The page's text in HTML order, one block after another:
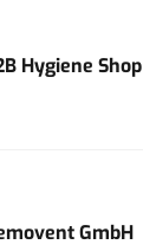
Hygiene Shop
GmbH